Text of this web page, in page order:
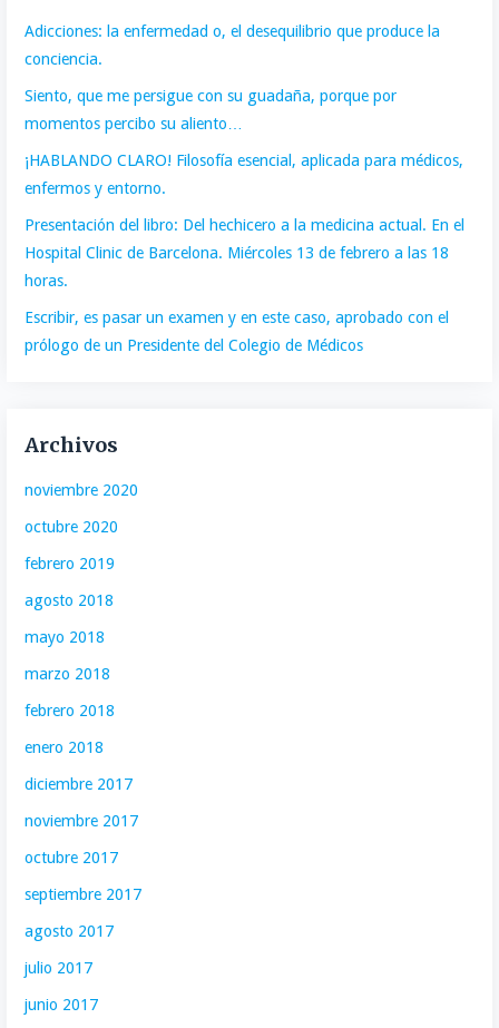
Adicciones: la enfermedad o, el desequilibrio que produce la
conciencia.
Siento, que me persigue con su guadaña, porque por
momentos percibo su aliento…
¡HABLANDO CLARO! Filosofía esencial, aplicada para médicos,
enfermos y entorno.
Presentación del libro: Del hechicero a la medicina actual. En el
Hospital Clinic de Barcelona. Miércoles 13 de febrero a las 18
horas.
Escribir, es pasar un examen y en este caso, aprobado con el
prólogo de un Presidente del Colegio de Médicos
Archivos
noviembre 2020
octubre 2020
febrero 2019
agosto 2018
mayo 2018
marzo 2018
febrero 2018
enero 2018
diciembre 2017
noviembre 2017
octubre 2017
septiembre 2017
agosto 2017
julio 2017
junio 2017